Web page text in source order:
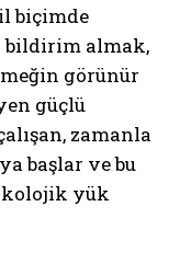
biçimde
bildirim almak,
görünür
güçlü
zamanla
başlar ve bu
yük